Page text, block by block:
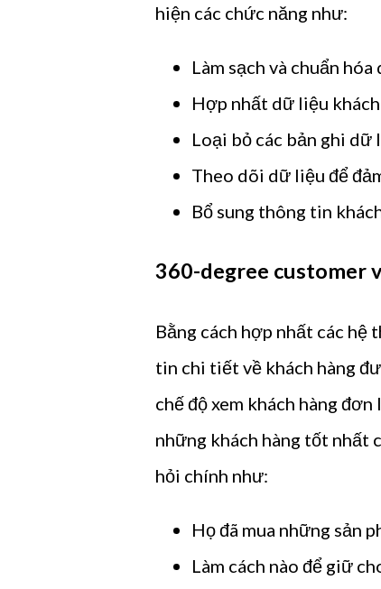
hiện các chức năng như:
Làm sạch và chuẩn
Hợp nhất dữ liệu
Loại bỏ các bản ghi dữ
Theo dõi dữ liệu để
Bổ sung thông tin
360-degree customer
Bằng cách hợp nhất các
tin chi tiết về khách hàng
chế độ xem khách hàng
những khách hàng tốt nhất
hỏi chính như:
Họ đã mua những sản
Làm cách nào để giữ